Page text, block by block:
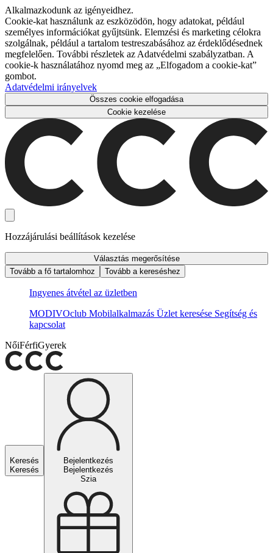
Alkalmazkodunk az igényeidhez.
Cookie-kat használunk az eszközödön, hogy adatokat, például
személyes információkat gyűjtsünk. Elemzési és marketing célokra
szolgálnak, például a tartalom testreszabásához az érdeklődésednek
megfelelően. További részletek az Adatvédelmi szabályzatban. A
cookie-k használatához nyomd meg az „Elfogadom a cookie-kat”
gombot.
Adatvédelmi irányelvek
Összes cookie elfogadása
Cookie kezelése
Hozzájárulási beállítások kezelése
Választás megerősítése
Tovább a fő tartalomhoz
Tovább a kereséshez
Ingyenes átvétel az üzletben
MODIVOclub Mobilalkalmazás Üzlet keresése Segítség és
kapcsolat
NőiFérfiGyerek
Keresés
Keresés
Bejelentkezés
Bejelentkezés
Szia